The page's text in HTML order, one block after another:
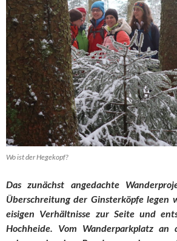
Wo ist der Hegekopf?
Das zunächst angedachte
Überschreitung der Ginsterköpfe legen
eisigen Verhältnisse zur Seite und
Hochheide. Vom Wanderparkplatz an